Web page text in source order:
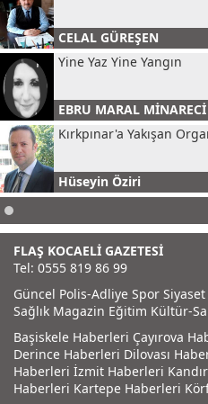
CELAL GÜREŞEN
Yine Yaz Yine Yangın
EBRU MARAL MİNARECİ
Kırkpınar'a Yakışan
Hüseyin Öziri
DİDEM ÖZİRİ
Küçük Mavi Nokta
TUĞBA TEKELİ
23 NİSAN BAYRAM
Cüneyt Karaman
FLAŞ KOCAELİ GAZETESİ
Tel: 0555 819 86 99
Güncel Polis-Adliye Spor Siyaset
Sağlık Magazin Eğitim Kültür-
Başiskele Haberleri Çayırova
Derince Haberleri Dilovası
Haberleri İzmit Haberleri
Haberleri Kartepe Haberleri